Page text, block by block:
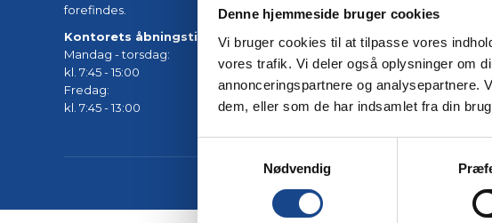
Denne hjemmeside bruger cookies
Vi bruger cookies til at tilpasse vores
vores trafik. Vi deler også oplysninger om
annonceringspartnere og analysepartnere.
dem, eller som de har indsamlet fra din
Nødvendig
forefindes.
Kontorets åbningstider:
Mandag - torsdag:
kl. 7:45 - 15:00
Fredag:
kl. 7:45 - 13:00